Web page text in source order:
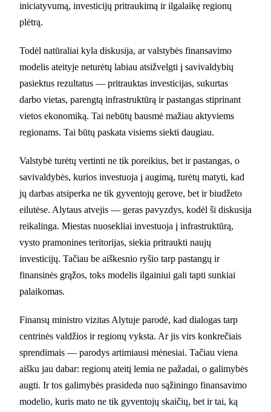
iniciatyvumą, investicijų pritraukimą ir ilgalaikę regionų
plėtrą.
Todėl natūraliai kyla diskusija, ar valstybės finansavimo
modelis ateityje neturėtų labiau atsižvelgti į savivaldybių
pasiektus rezultatus — pritrauktas investicijas, sukurtas
darbo vietas, parengtą infrastruktūrą ir pastangas stiprinant
vietos ekonomiką. Tai nebūtų bausmė mažiau aktyviems
regionams. Tai būtų paskata visiems siekti daugiau.
Valstybė turėtų vertinti ne tik poreikius, bet ir pastangas, o
savivaldybės, kurios investuoja į augimą, turėtų matyti, kad
jų darbas atsiperka ne tik gyventojų gerove, bet ir biudžeto
eilutėse. Alytaus atvejis — geras pavyzdys, kodėl ši diskusija
reikalinga. Miestas nuosekliai investuoja į infrastruktūrą,
vysto pramonines teritorijas, siekia pritraukti naujų
investicijų. Tačiau be aiškesnio ryšio tarp pastangų ir
finansinės grąžos, toks modelis ilgainiui gali tapti sunkiai
palaikomas.
Finansų ministro vizitas Alytuje parodė, kad dialogas tarp
centrinės valdžios ir regionų vyksta. Ar jis virs konkrečiais
sprendimais — parodys artimiausi mėnesiai. Tačiau viena
aišku jau dabar: regionų ateitį lemia ne pažadai, o galimybės
augti. Ir tos galimybės prasideda nuo sąžiningo finansavimo
modelio, kuris mato ne tik gyventojų skaičių, bet ir tai, ką